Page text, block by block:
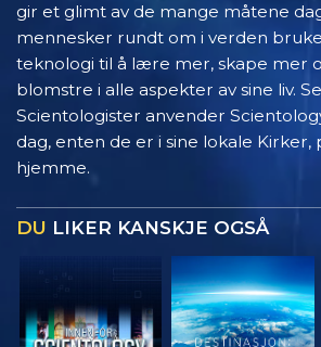
gir et glimt av de mange måtene
mennesker rundt om i verden
teknologi til å lære mer, skape mer
blomstre i alle aspekter av sine liv.
Scientologister anvender
dag, enten de er i sine lokale Kirker,
hjemme.
DU LIKER KANSKJE OGSÅ